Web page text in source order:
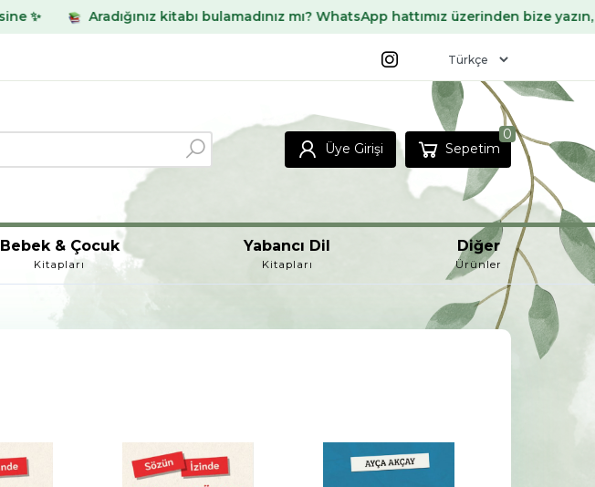
Aradığınız kitabı bulamadınız mı? WhatsApp hattımız üzerinden bize yazın, sizin
Üye Girişi Sepetim
0
Bebek & Çocuk
Kitapları
Yabancı Dil
Kitapları
Diğer
Ürünler